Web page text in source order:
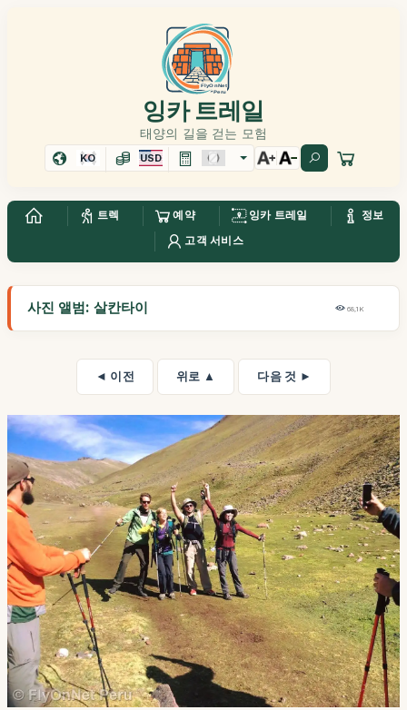
잉카 트레일
태양의 길을 걷는 모험
KO USD
트렉 예약 잉카 트레일
정보
고객 서비스
사진 앨범: 살칸타이 68,1K
◄ 이전 위로 ▲ 다음 것 ►